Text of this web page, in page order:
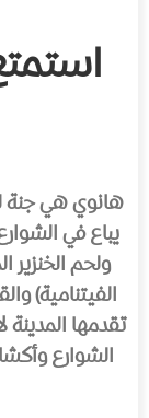
هانوي هي جنة
يباع في
ولحم الخنزير
الفيتنامية)
تقدمها
الشوارع